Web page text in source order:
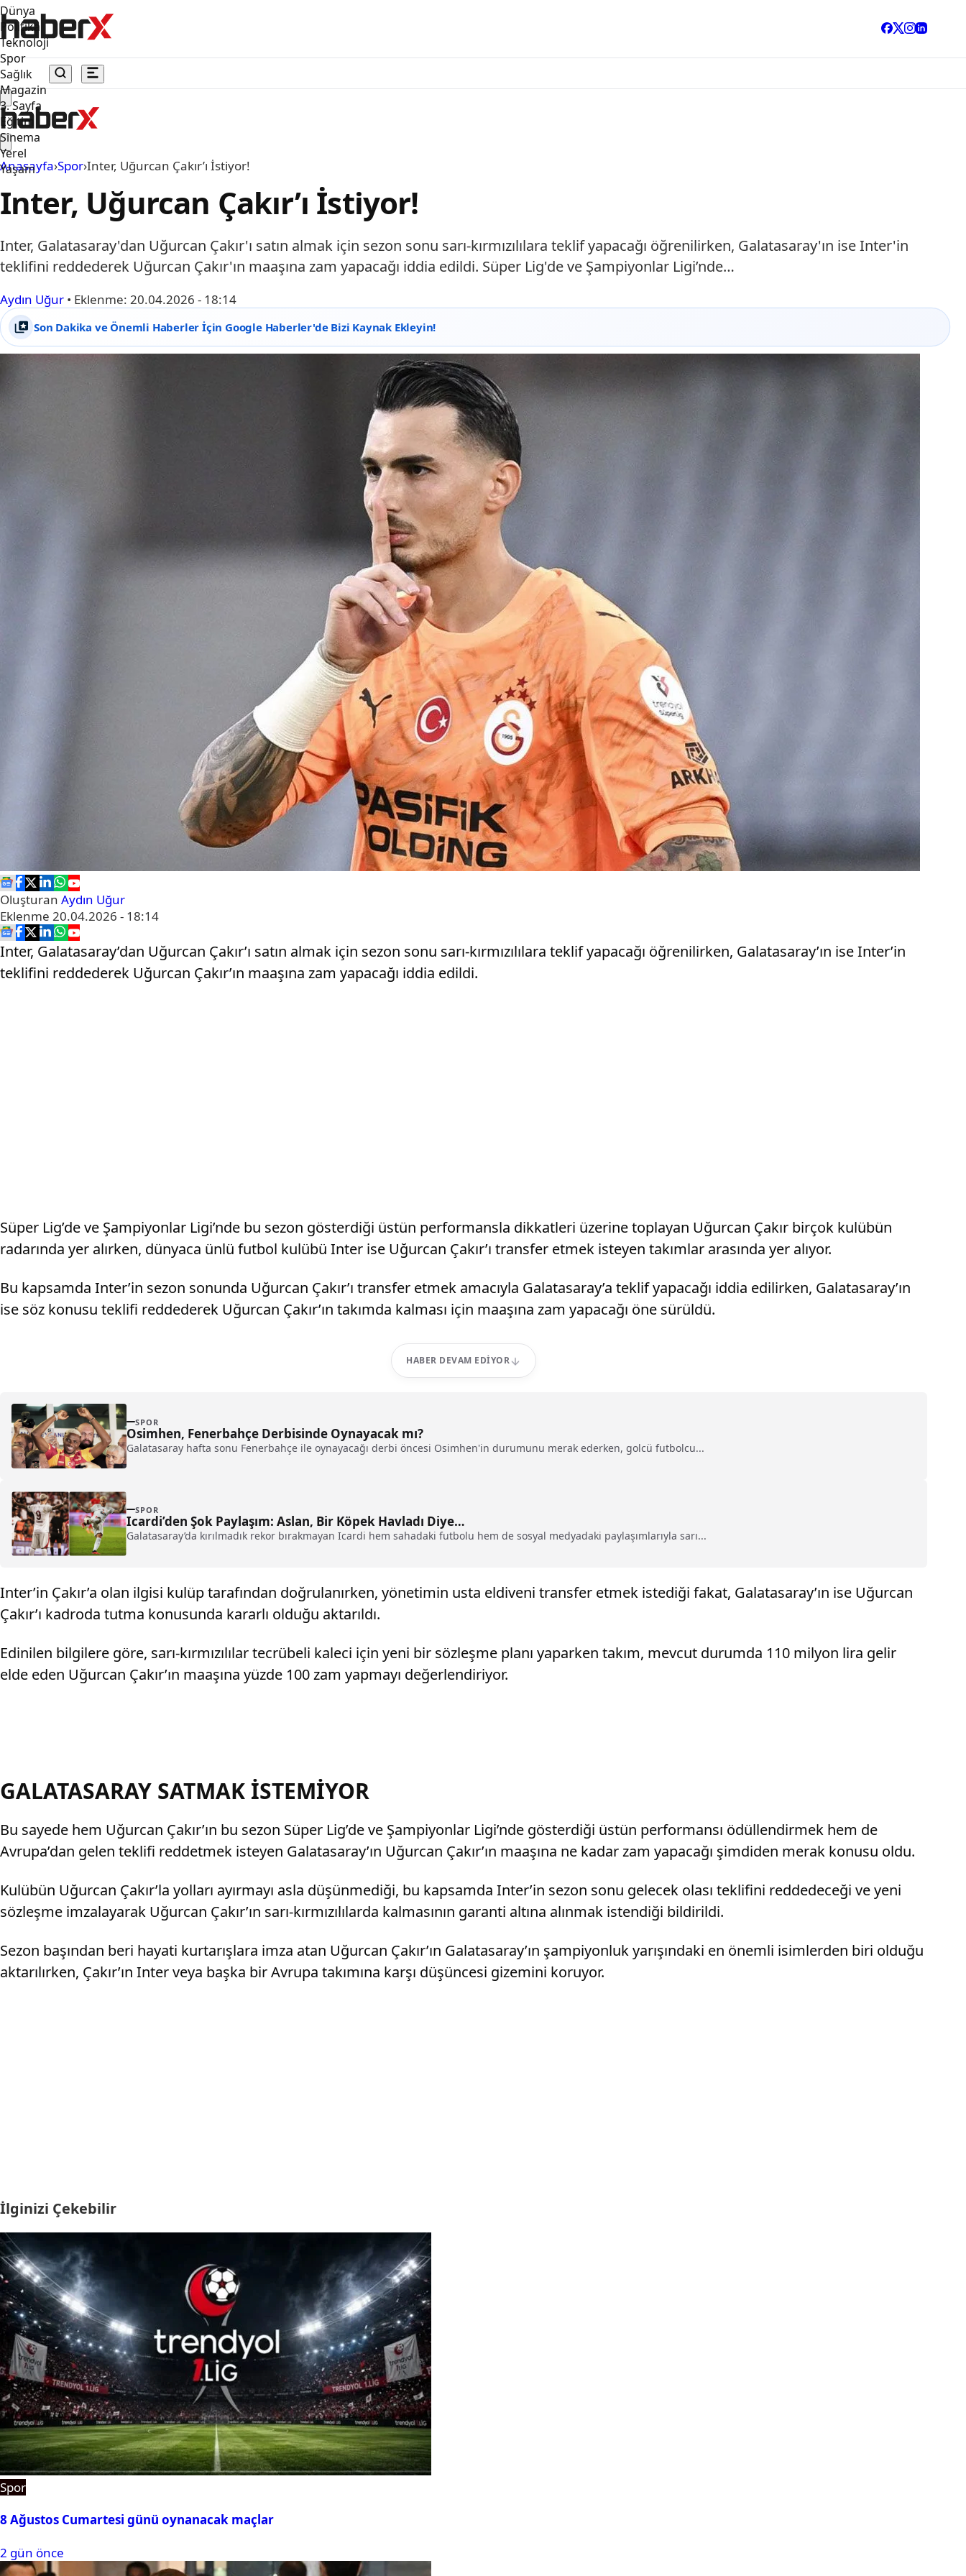
Dünya
Politika
Teknoloji
Spor
Sağlık
Magazin
3. Sayfa
Eğitim
Sinema
Yerel
Yaşam
Anasayfa›Spor›Inter, Uğurcan Çakır’ı İstiyor!
Inter, Uğurcan Çakır’ı İstiyor!
Inter, Galatasaray'dan Uğurcan Çakır'ı satın almak için sezon sonu sarı-kırmızılılara teklif yapacağı öğrenilirken, Galatasaray'ın ise Inter'in
teklifini reddederek Uğurcan Çakır'ın maaşına zam yapacağı iddia edildi. Süper Lig'de ve Şampiyonlar Ligi’nde…
Aydın Uğur • Eklenme: 20.04.2026 - 18:14
Son Dakika ve Önemli Haberler İçin Google Haberler'de Bizi Kaynak Ekleyin!
Oluşturan Aydın Uğur
Eklenme 20.04.2026 - 18:14
Inter, Galatasaray’dan Uğurcan Çakır’ı satın almak için sezon sonu sarı-kırmızılılara teklif yapacağı öğrenilirken, Galatasaray’ın ise Inter’in
teklifini reddederek Uğurcan Çakır’ın maaşına zam yapacağı iddia edildi.
Süper Lig’de ve Şampiyonlar Ligi’nde bu sezon gösterdiği üstün performansla dikkatleri üzerine toplayan Uğurcan Çakır birçok kulübün
radarında yer alırken, dünyaca ünlü futbol kulübü Inter ise Uğurcan Çakır’ı transfer etmek isteyen takımlar arasında yer alıyor.
Bu kapsamda Inter’in sezon sonunda Uğurcan Çakır’ı transfer etmek amacıyla Galatasaray’a teklif yapacağı iddia edilirken, Galatasaray’ın
ise söz konusu teklifi reddederek Uğurcan Çakır’ın takımda kalması için maaşına zam yapacağı öne sürüldü.
HABER DEVAM EDIYOR
SPOR
Osimhen, Fenerbahçe Derbisinde Oynayacak mı?
Galatasaray hafta sonu Fenerbahçe ile oynayacağı derbi öncesi Osimhen'in durumunu merak ederken, golcü futbolcu...
SPOR
Icardi’den Şok Paylaşım: Aslan, Bir Köpek Havladı Diye…
Galatasaray’da kırılmadık rekor bırakmayan Icardi hem sahadaki futbolu hem de sosyal medyadaki paylaşımlarıyla sarı...
Inter’in Çakır’a olan ilgisi kulüp tarafından doğrulanırken, yönetimin usta eldiveni transfer etmek istediği fakat, Galatasaray’ın ise Uğurcan
Çakır’ı kadroda tutma konusunda kararlı olduğu aktarıldı.
Edinilen bilgilere göre, sarı-kırmızılılar tecrübeli kaleci için yeni bir sözleşme planı yaparken takım, mevcut durumda 110 milyon lira gelir
elde eden Uğurcan Çakır’ın maaşına yüzde 100 zam yapmayı değerlendiriyor.
GALATASARAY SATMAK İSTEMİYOR
Bu sayede hem Uğurcan Çakır’ın bu sezon Süper Lig’de ve Şampiyonlar Ligi’nde gösterdiği üstün performansı ödüllendirmek hem de
Avrupa’dan gelen teklifi reddetmek isteyen Galatasaray’ın Uğurcan Çakır’ın maaşına ne kadar zam yapacağı şimdiden merak konusu oldu.
Kulübün Uğurcan Çakır’la yolları ayırmayı asla düşünmediği, bu kapsamda Inter’in sezon sonu gelecek olası teklifini reddedeceği ve yeni
sözleşme imzalayarak Uğurcan Çakır’ın sarı-kırmızılılarda kalmasının garanti altına alınmak istendiği bildirildi.
Sezon başından beri hayati kurtarışlara imza atan Uğurcan Çakır’ın Galatasaray’ın şampiyonluk yarışındaki en önemli isimlerden biri olduğu
aktarılırken, Çakır’ın Inter veya başka bir Avrupa takımına karşı düşüncesi gizemini koruyor.
İlginizi Çekebilir
Spor
8 Ağustos Cumartesi günü oynanacak maçlar
2 gün önce